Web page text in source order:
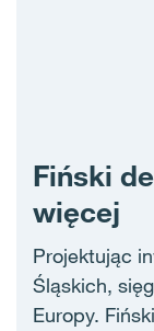
Fiński
więcej
Projektując
Śląskich,
Europy.